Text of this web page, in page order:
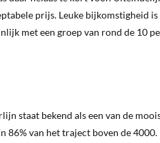
prijs. Leuke bijkomstigheid
met een groep van rond de 10
staat bekend als een van de
86% van het traject boven de